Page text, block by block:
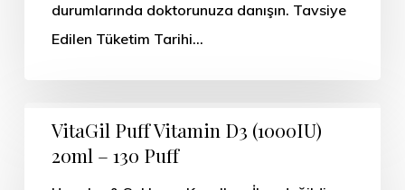
durumlarında doktorunuza danışın. Tavsiye
Edilen Tüketim Tarihi…
VitaGil Puff Vitamin D3 (1000IU)
20ml – 130 Puff